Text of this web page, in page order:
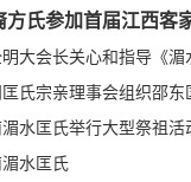
方氏参加首届江西客
氏宗亲理事会组织邵
水匡氏举行大型祭祖活
水匡氏